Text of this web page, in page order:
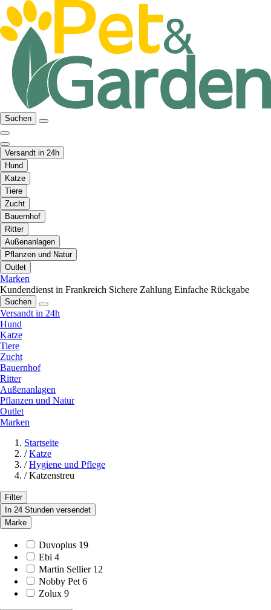
Suchen
Versandt in 24h
Hund
Katze
Tiere
Zucht
Bauernhof
Ritter
Außenanlagen
Pflanzen und Natur
Outlet
Marken
Kundendienst in Frankreich Sichere Zahlung Einfache Rückgabe
Suchen
Versandt in 24h
Hund
Katze
Tiere
Zucht
Bauernhof
Ritter
Außenanlagen
Pflanzen und Natur
Outlet
Marken
Startseite
/ Katze
/ Hygiene und Pflege
/ Katzenstreu
Filter
In 24 Stunden versendet
Marke
Duvoplus 19
Ebi 4
Martin Sellier 12
Nobby Pet 6
Zolux 9